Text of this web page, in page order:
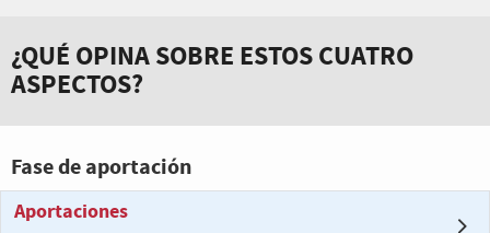
¿QUÉ OPINA SOBRE ESTOS CUATRO
ASPECTOS?
Fase de aportación
Aportaciones